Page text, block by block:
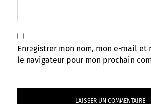
Enregistrer mon nom, mon e-mail et
le navigateur pour mon prochain